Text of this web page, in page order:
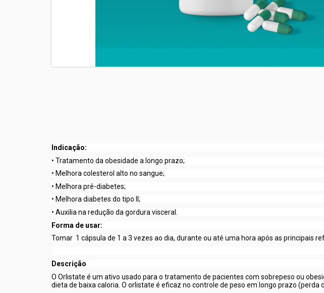
Indicação:
• Tratamento da obesidade a longo prazo;
• Melhora colesterol alto no sangue;
• Melhora pré-diabetes;
• Melhora diabetes do tipo II;
• Auxilia na redução da gordura visceral.
Forma de usar:
Tomar 1 cápsula de 1 a 3 vezes ao dia, durante ou até uma hora após as principais
Descrição
O Orlistate é um ativo usado para o tratamento de pacientes com sobrepeso ou
dieta de baixa caloria. O orlistate é eficaz no controle de peso em longo prazo